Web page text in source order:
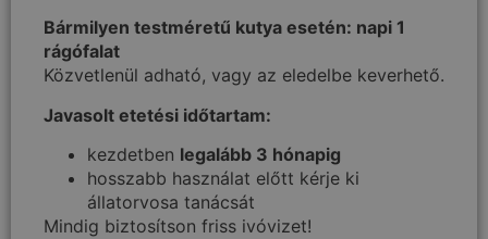
Bármilyen testméretű kutya esetén: napi 1
rágófalat
Közvetlenül adható, vagy az eledelbe keverhető.
Javasolt etetési időtartam:
kezdetben legalább 3 hónapig
hosszabb használat előtt kérje ki
állatorvosa tanácsát
Mindig biztosítson friss ivóvizet!